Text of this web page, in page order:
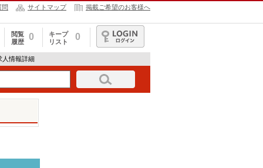
問 サイトマップ 掲載ご希望のお客様へ
閲覧
履歴
0
キープ
リスト
0
ログイン
人情報詳細